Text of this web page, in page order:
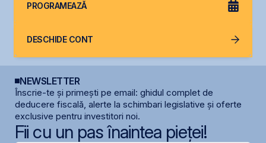
PROGRAMEAZĂ
DESCHIDE CONT
NEWSLETTER
Înscrie-te și primești pe email: ghidul complet de
deducere fiscală, alerte la schimbari legislative și oferte
exclusive pentru investitori noi.
Fii cu un pas înaintea pieței!